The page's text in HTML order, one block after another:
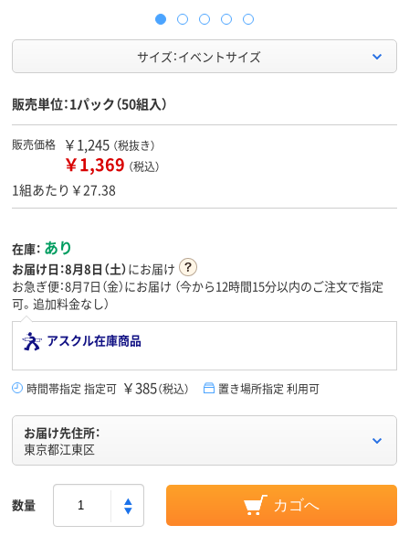
サイズ：イベントサイズ
販売単位：1パック（50組入）
販売価格 ￥1,245 （税抜き）
￥1,369 （税込）
1組あたり￥27.38
在庫： あり
お届け日：8月8日（土）にお届け
お急ぎ便：8月7日（金）にお届け （今から12時間15分以内のご注文で指定
可。追加料金なし）
アスクル在庫商品
時間帯指定 指定可 ￥385（税込） 置き場所指定 利用可
お届け先住所：
東京都江東区
数量 カゴへ